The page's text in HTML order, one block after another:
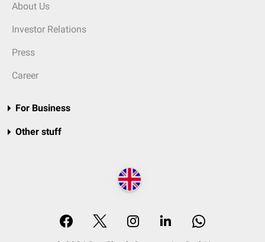
About Us
Investor Relations
Press
Career
For Business
Other stuff